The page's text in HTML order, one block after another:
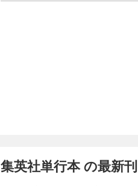
集英社単行本 の最新刊